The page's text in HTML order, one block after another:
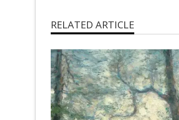
RELATED ARTICLE